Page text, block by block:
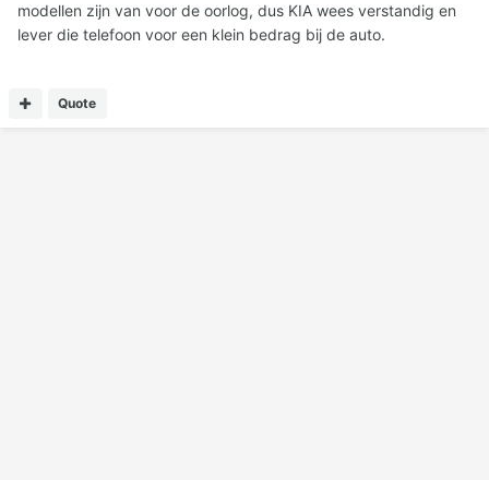
modellen zijn van voor de oorlog, dus KIA wees verstandig en
lever die telefoon voor een klein bedrag bij de auto.
Quote